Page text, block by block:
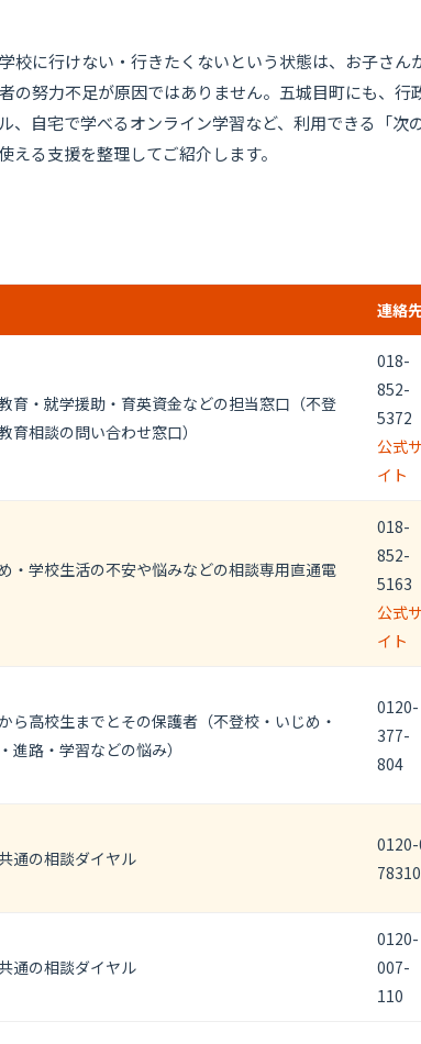
校に行けない・行きたくないという状態は、お子さん
の努力不足が原因ではありません。五城目町にも、行
、自宅で学べるオンライン学習など、利用できる「次
る支援を整理してご紹介します。
連絡
育・就学援助・育英資金などの担当窓口（不登
育相談の問い合わせ窓口）
018-
852-
5372
公式サ
イト
・学校生活の不安や悩みなどの相談専用直通電
018-
852-
5163
公式サ
イト
ら高校生までとその保護者（不登校・いじめ・
進路・学習などの悩み）
0120-
377-
804
通の相談ダイヤル
78310
通の相談ダイヤル
0120-
007-
110